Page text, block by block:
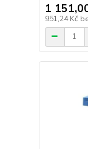
1
951,24 Kč